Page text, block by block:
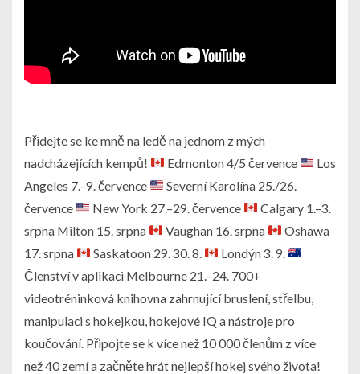
Přidejte se ke mně na ledě na jednom z mých
nadcházejících kempů!
Edmonton 4/5 července
Los
Angeles 7.–9. července
Severní Karolína 25./26.
července
New York 27.–29. července
Calgary 1.–3.
srpna Milton 15. srpna
Vaughan 16. srpna
Oshawa
17. srpna
Saskatoon 29. 30. 8.
Londýn 3. 9.
Členství v aplikaci Melbourne 21.–24. 700+
videotréninková knihovna zahrnující bruslení, střelbu,
manipulaci s hokejkou, hokejové IQ a nástroje pro
koučování. Připojte se k více než 10 000 členům z více
než 40 zemí a začněte hrát nejlepší hokej svého života!